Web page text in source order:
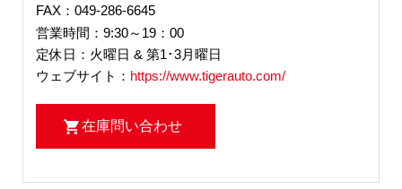
FAX：049-286-6645
営業時間：9:30～19：00
定休日：火曜日 & 第1･3月曜日
ウェブサイト： https://www.tigerauto.com/
在庫問い合わせ